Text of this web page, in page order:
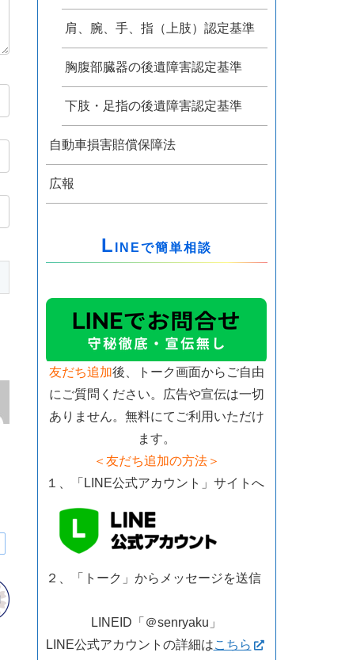
肩、腕、手、指（上肢）認定基準
胸腹部臓器の後遺障害認定基準
下肢・足指の後遺障害認定基準
自動車損害賠償保障法
広報
L INEで簡単相談
友だち追加後、トーク画面からご自由
にご質問ください。広告や宣伝は一切
ありません。無料にてご利用いただけ
ます。
＜友だち追加の方法＞
１、「LINE公式アカウント」サイトへ
２、「トーク」からメッセージを送信
LINEID「＠senryaku」
LINE公式アカウントの詳細はこちら